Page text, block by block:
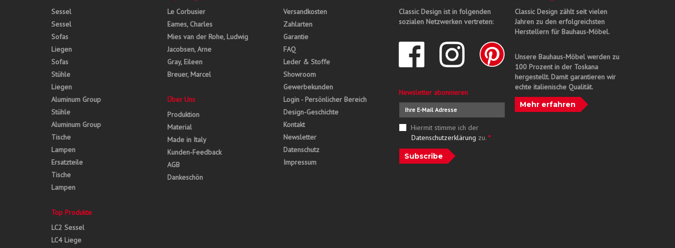
Sessel
Sessel
Sofas
Liegen
Sofas
Stühle
Liegen
Aluminum Group
Stühle
Aluminum Group
Tische
Lampen
Ersatzteile
Tische
Lampen
Top Produkte
LC2 Sessel
LC4 Liege
Le Corbusier
Eames, Charles
Mies van der Rohe, Ludwig
Jacobsen, Arne
Gray, Eileen
Breuer, Marcel
Über Uns
Produktion
Material
Made in Italy
Kunden-Feedback
AGB
Dankeschön
Versandkosten
Zahlarten
Garantie
FAQ
Leder & Stoffe
Showroom
Gewerbekunden
Login - Persönlicher Bereich
Design-Geschichte
Kontakt
Newsletter
Datenschutz
Impressum
Classic Design ist in folgenden
sozialen Netzwerken vertreten:
Newsletter abonnieren
Hiermit stimme ich der
Datenschutzerklärung zu. *
Subscribe
Classic Design zählt seit vielen
Jahren zu den erfolgreichsten
Herstellern für Bauhaus-Möbel.
Unsere Bauhaus-Möbel werden zu
100 Prozent in der Toskana
hergestellt. Damit garantieren wir
echte italienische Qualität.
Mehr erfahren